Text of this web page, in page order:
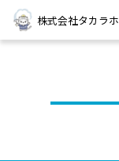
株式会社タカラ